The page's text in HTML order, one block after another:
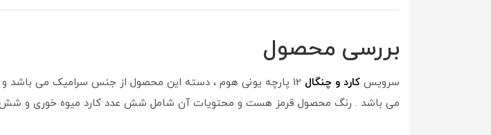
بررسی محصول
سرویس کارد و چنگال
می باشد . رنگ محصول قرمز هست و محتویات آن شامل شش عدد کارد میوه خوری و شش